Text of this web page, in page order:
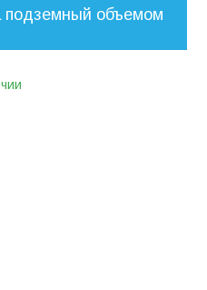
подземный объемом